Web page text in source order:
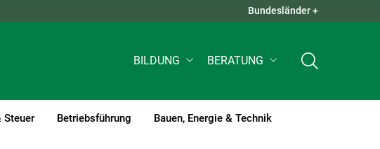
QUICK LINKS +
Bundesländer +
BILDUNG BERATUNG
Steuer Betriebsführung Bauen, Energie & Technik